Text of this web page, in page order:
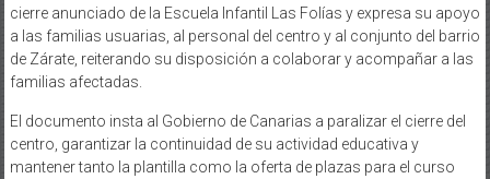
cierre anunciado de la Escuela Infantil Las Folías y expresa su apoyo
a las familias usuarias, al personal del centro y al conjunto del barrio
de Zárate, reiterando su disposición a colaborar y acompañar a las
familias afectadas.
El documento insta al Gobierno de Canarias a paralizar el cierre del
centro, garantizar la continuidad de su actividad educativa y
mantener tanto la plantilla como la oferta de plazas para el curso